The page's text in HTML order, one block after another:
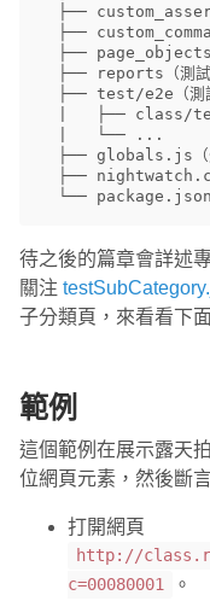
待之後的篇章會詳述
關注
子分類頁，來看看下
範例
這個範例在展示露天
位網頁元素，然後斷
打開網頁
http://
c=00080001
。